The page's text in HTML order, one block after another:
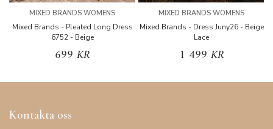
MIXED BRANDS WOMENS
Mixed Brands - Pleated Long Dress
6752 - Beige
699 KR
MIXED BRANDS WOMENS
Mixed Brands - Dress Juny26 - Beige
Lace
1 499 KR
Kontakta oss